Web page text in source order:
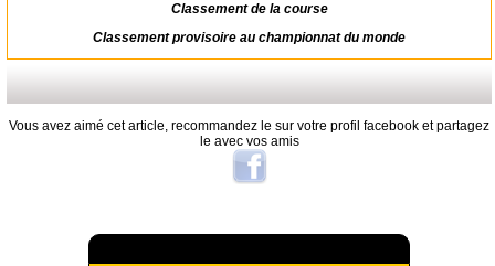
Classement de la course
Classement provisoire au championnat du monde
Vous avez aimé cet article, recommandez le sur votre profil facebook et partagez
le avec vos amis